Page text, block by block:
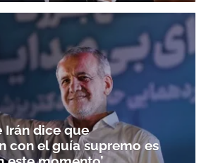
Irán dice que
con el guía supremo es